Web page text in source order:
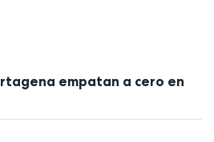
empatan a cero en